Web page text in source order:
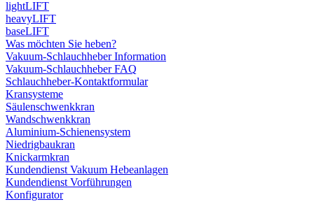
lightLIFT
heavyLIFT
baseLIFT
Was möchten Sie heben?
Vakuum-Schlauchheber Information
Vakuum-Schlauchheber FAQ
Schlauchheber-Kontaktformular
Kransysteme
Säulenschwenkkran
Wandschwenkkran
Aluminium-Schienensystem
Niedrigbaukran
Knickarmkran
Kundendienst Vakuum Hebeanlagen
Kundendienst Vorführungen
Konfigurator